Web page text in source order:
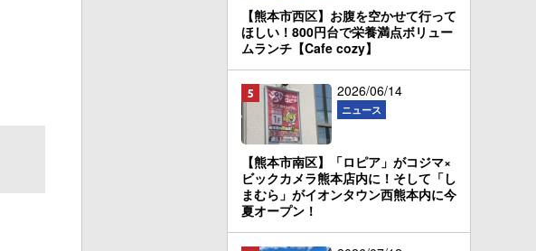
【熊本市西区】お腹を空かせて行って
ほしい！800円台で栄養満点ボリュー
ムランチ【Cafe cozy】
2026/06/14
ニュース
【熊本市南区】「ロピア」がコジマ×
ビックカメラ熊本店内に！そして「し
まむら」がイオンタウン西熊本内に今
夏オープン！